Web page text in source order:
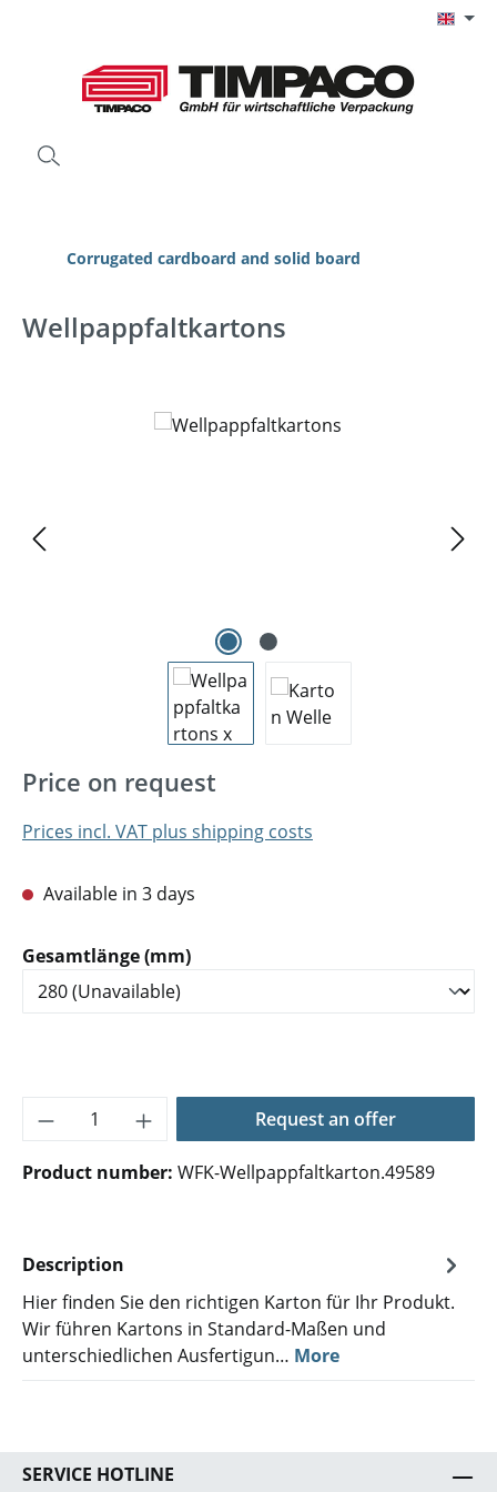
Corrugated cardboard and solid board
Wellpappfaltkartons
Skip image gallery
Price on request
Prices incl. VAT plus shipping costs
Available in 3 days
Select
Gesamtlänge (mm)
Product Quantity: Enter the desired
Request an offer
Product number: WFK-Wellpappfaltkarton.49589
Description
Hier finden Sie den richtigen Karton für Ihr Produkt.
Wir führen Kartons in Standard-Maßen und
unterschiedlichen Ausfertigun… More
SERVICE HOTLINE